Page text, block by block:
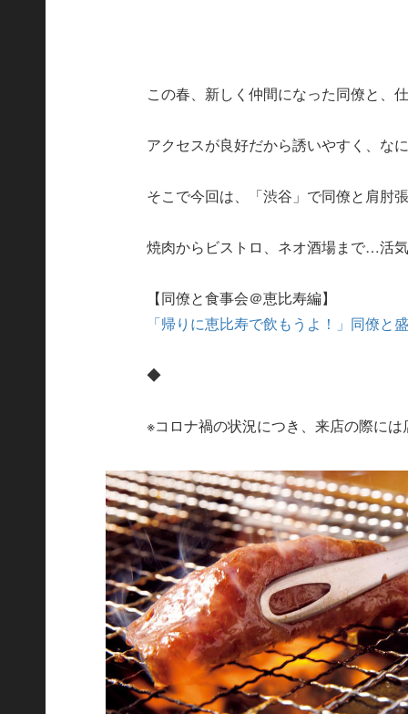
この春、新しく仲間になった同僚と、
アクセスが良好だから誘いやすく、な
そこで今回は、「渋谷」で同僚と肩肘
焼肉からビストロ、ネオ酒場まで…活
【同僚と食事会＠恵比寿編】
「帰りに恵比寿で飲もうよ！」同僚
◆
※コロナ禍の状況につき、来店の際に